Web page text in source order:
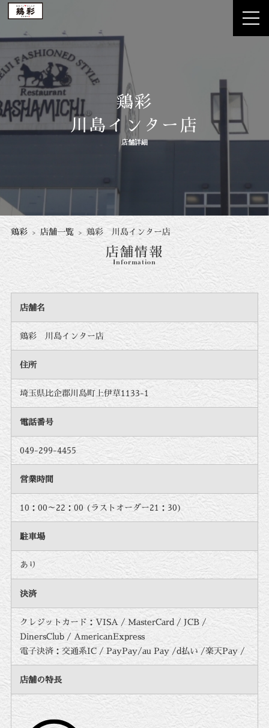
鶏彩
川島インター店
店舗詳細
鶏彩 店舗一覧 鶏彩 川島インター店
店舗情報
Information
店舗名
鶏彩 川島インター店
住所
埼玉県比企郡川島町上伊草1133-1
電話番号
049-299-4455
営業時間
10：00～22：00 (ラストオーダー21：30)
駐車場
あり
決済
クレジットカード：VISA / MasterCard / JCB /
DinersClub / AmericanExpress
電子決済：交通系IC / PayPay/au Pay /d払い /楽天Pay /
店舗の特長